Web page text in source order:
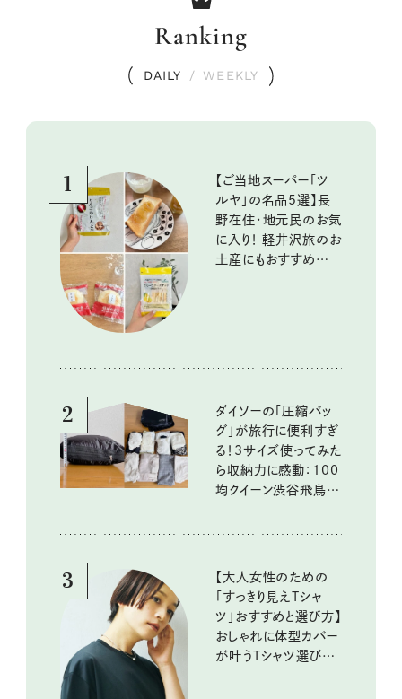
Ranking
DAILY / WEEKLY
1
【ご当地スーパー「ツ
ルヤ」の名品5選】長
野在住・地元民のお気
に入り！ 軽井沢旅のお
土産にもおすすめのお
2
ダイソーの「圧縮バッ
グ」が旅行に便利すぎ
る！3サイズ使ってみた
ら収納力に感動：100
均クイーン渋谷飛鳥の
3
【大人女性のための
「すっきり見えTシャ
ツ」おすすめと選び方】
おしゃれに体型カバー
が叶うTシャツ選びの